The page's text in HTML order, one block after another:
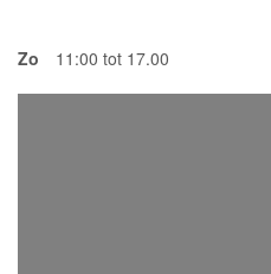
Zo 11:00 tot 17.00